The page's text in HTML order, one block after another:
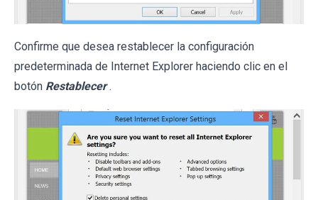
Confirme que desea restablecer la configuración
predeterminada de Internet Explorer haciendo clic en el
botón Restablecer .